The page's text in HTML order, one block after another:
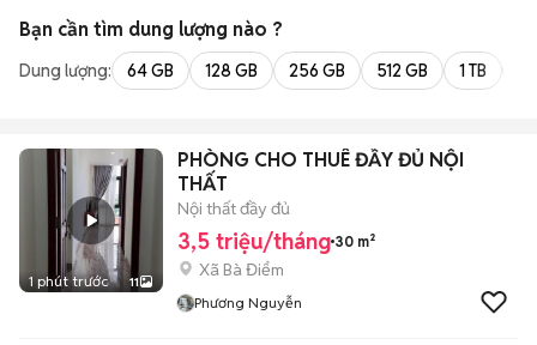
Bạn cần tìm dung lượng nào ?
Dung lượng: 64 GB 128 GB 256 GB 512 GB 1 TB
1 phút trước 11
PHÒNG CHO THUÊ ĐẦY ĐỦ NỘI
THẤT
Nội thất đầy đủ
3,5 triệu/tháng 30 m²
Xã Bà Điểm
Phương Nguyễn